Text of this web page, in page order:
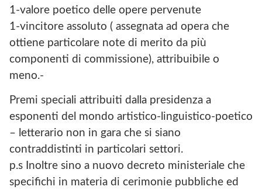
1-valore poetico delle opere pervenute
1-vincitore assoluto ( assegnata ad opera che
ottiene particolare note di merito da più
componenti di commissione), attribuibile o
meno.-
Premi speciali attribuiti dalla presidenza a
esponenti del mondo artistico-linguistico-poetico
– letterario non in gara che si siano
contraddistinti in particolari settori.
p.s Inoltre sino a nuovo decreto ministeriale che
specifichi in materia di cerimonie pubbliche ed